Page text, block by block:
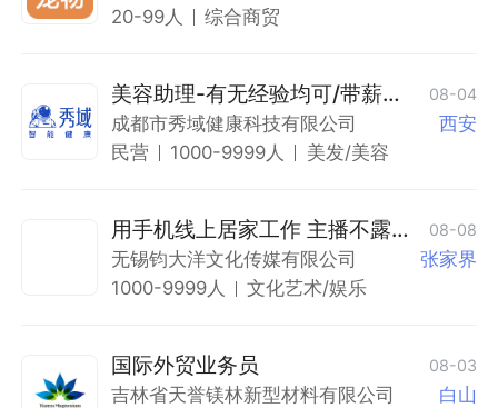
20-99人
综合商贸
美容助理-有无经验均可/带薪培
训（电视塔）
08-04
成都市秀域健康科技有限公司
西安
民营
1000-9999人 美发/美容
用手机线上居家工作 主播不露脸
日结
08-08
无锡钧大洋文化传媒有限公司
张家界
1000-9999人
文化艺术/娱乐
国际外贸业务员 08-03
吉林省天誉镁林新型材料有限公司
白山